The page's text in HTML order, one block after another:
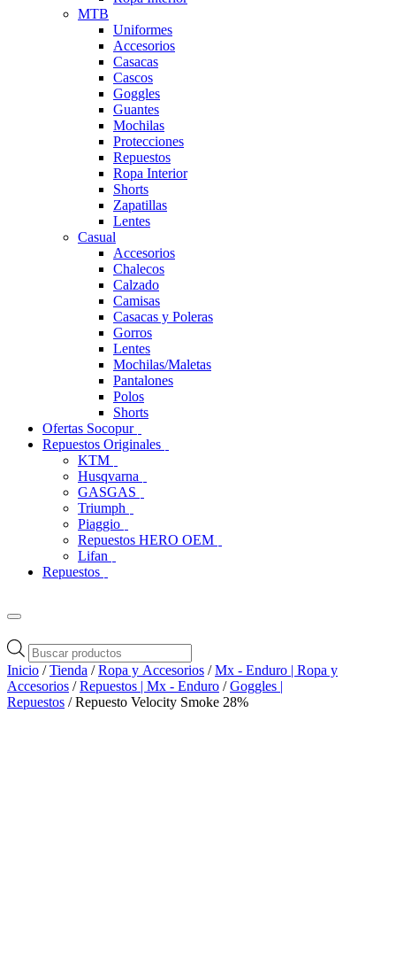
MTB
Uniformes
Accesorios
Casacas
Cascos
Goggles
Guantes
Mochilas
Protecciones
Repuestos
Ropa Interior
Shorts
Zapatillas
Lentes
Casual
Accesorios
Chalecos
Calzado
Camisas
Casacas y Poleras
Gorros
Lentes
Mochilas/Maletas
Pantalones
Polos
Shorts
Ofertas Socopur
Repuestos Originales
KTM
Husqvarna
GASGAS
Triumph
Piaggio
Repuestos HERO OEM
Lifan
Repuestos
Búsqueda
de
productos
Inicio /Tienda /Ropa y Accesorios /Mx - Enduro | Ropa y
Accesorios /Repuestos | Mx - Enduro /Goggles |
Repuestos / Repuesto Velocity Smoke 28%